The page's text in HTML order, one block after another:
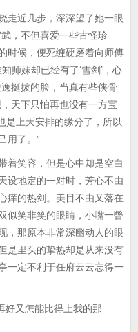
走近几步，深深望了她一眼
，不但喜爱一些古怪珍
时候，便死缠硬磨着向师傅
师妹却已经有了‘雪剑’，心
挺拔的脸，当真有些侠骨
天下只怕再也没有一方宝
是上天安排的缘分了，所以
用了。”
着笑容，但是心中却是空白
设地定的一对时，芳心不由
痒的热剑。美目不由又落在
似笑非笑的眼睛，小嘴一瞥
，那原本非常深幽动人的眼
是里头的挚热却是从来没有
一定不利于任府云云忘得一
好又怎能比得上我的那